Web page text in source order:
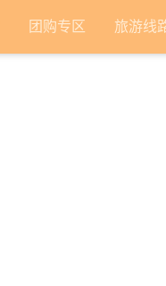
团购专区 旅游线